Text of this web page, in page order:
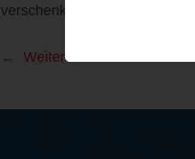
verschenken.
Weitere Leseeindrücke